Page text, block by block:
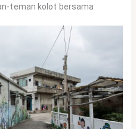
teman kolot bersama